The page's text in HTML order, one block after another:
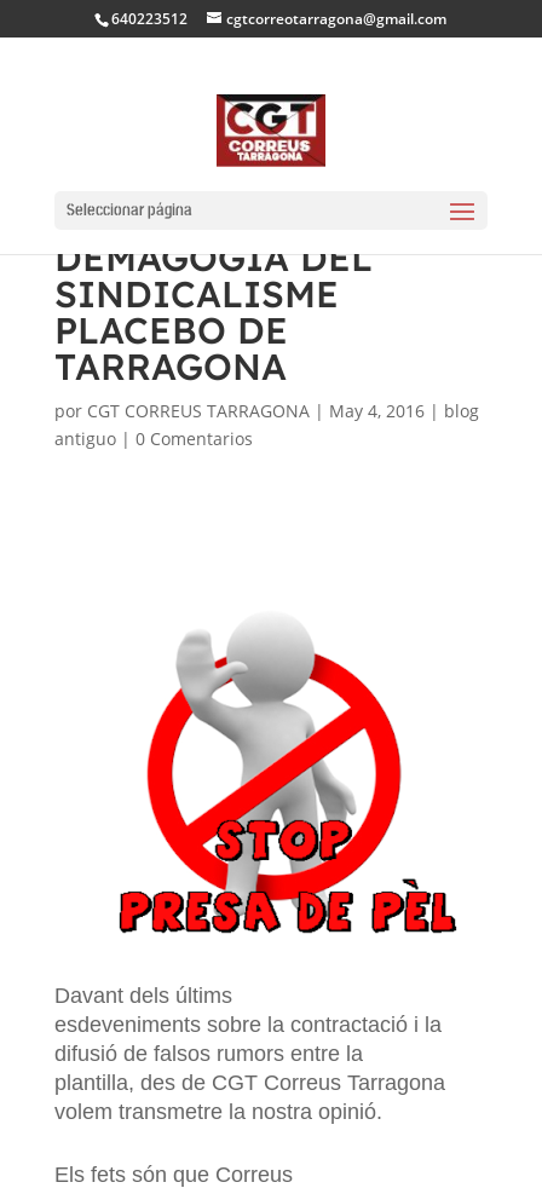
640223512 cgtcorreotarragona@gmail.com
Seleccionar página
CONTRACTACIÓ I
DEMAGÒGIA DEL
SINDICALISME
PLACEBO DE
TARRAGONA
por CGT CORREUS TARRAGONA| May 4, 2016| blog
antiguo| 0 Comentarios
Davant dels últims
esdeveniments sobre la contractació i la
difusió de falsos rumors entre la
plantilla, des de CGT Correus Tarragona
volem transmetre la nostra opinió.
Els fets són que Correus